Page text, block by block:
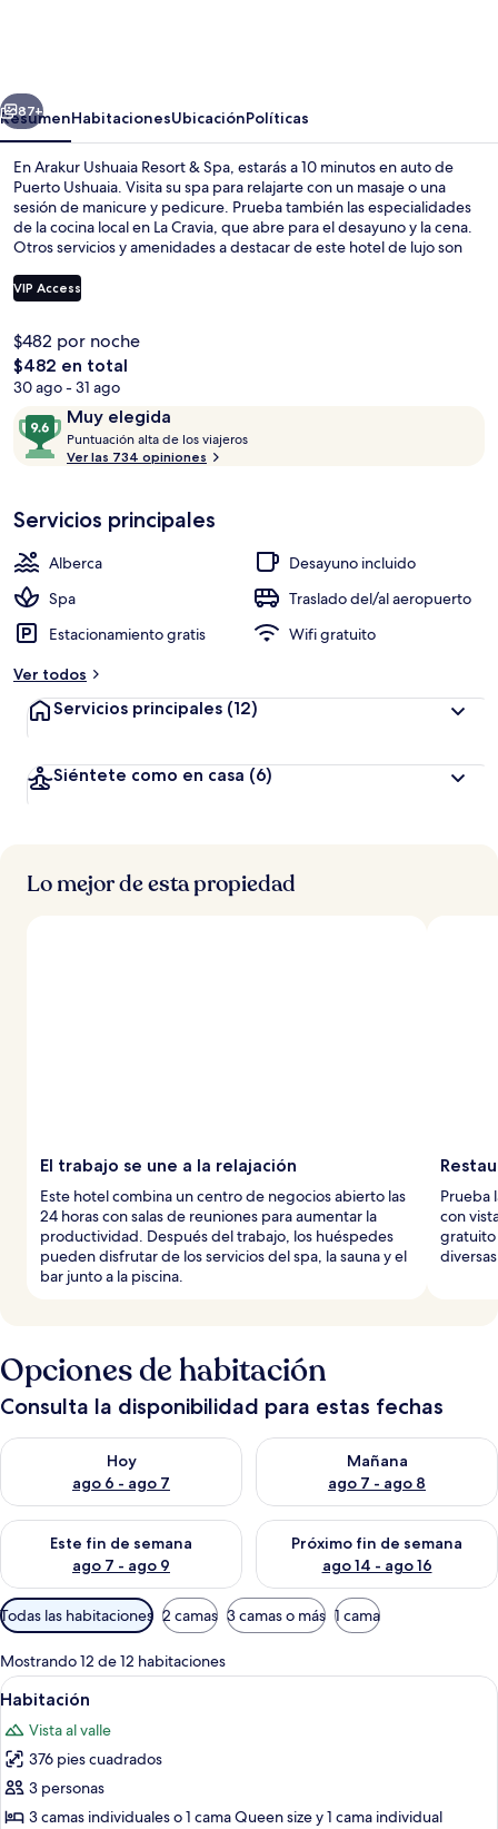
Spa
Siguiente
87+
ResumenHabitacionesUbicaciónPolíticas
En Arakur Ushuaia Resort & Spa, estarás a 10 minutos en auto de
Puerto Ushuaia. Visita su spa para relajarte con un masaje o una
sesión de manicure y pedicure. Prueba también las especialidades
de la cocina local en La Cravia, que abre para el desayuno y la cena.
Otros servicios y amenidades a destacar de este hotel de lujo son
otros visitantes les encanta el personal amable.
VIP Access
$482 por noche
El
precio
es
de
$482
$482 en total
30 ago - 31 ago
OpinionesMuy elegida
9.6
de
10,
elegida
Puntuación alta de los viajeros
c
ó
t
a
e
v
Ver las 734 opiniones
Servicios principales
Alberca
Desayuno incluido
Spa
Traslado del/al aeropuerto
Estacionamiento gratis
Wifi gratuito
Ver todos
Servicios principales (12)
Siéntete como en casa (6)
Lo mejor de esta propiedad
El trabajo se une a la relajación
Este hotel combina un centro de negocios abierto las
24 horas con salas de reuniones para aumentar la
productividad. Después del trabajo, los huéspedes
pueden disfrutar de los servicios del spa, la sauna y el
bar junto a la piscina.
Prueba
con
gratuito
Opciones de habitación
Consulta la disponibilidad para estas fechas
Hoy
ago 6 - ago 7
Consulta la disponibilidad para hoy ago 6 - ago 7
Mañana
ago 7 - ago 8
Consulta la disponibilidad
Este fin de semana
ago 7 - ago 9
Consulta la disponibilidad para este fin de semana ago 7 -
Próximo fin de semana
ago 14 - ago 16
Consulta la disponibilidad
Filtros
disponibles
para
las
habitaciones
Todas las habitaciones 2 camas 3 camas o más 1 cama
Mostrando 12 de 12 habitaciones
Abrir
todas
las
fotos
de
Habitación
Habitación de hotel con dos camas,
6
Habitación
Vista al valle
376 pies cuadrados
3 personas
3 camas individuales o 1 cama Queen size y 1 cama individual